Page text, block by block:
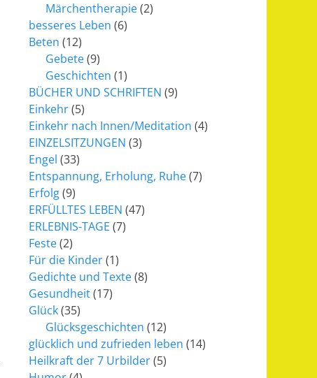
Märchentherapie(2)
besseres Leben (6)
Beten (12)
Gebete(9)
Geschichten (1)
BÜCHER UND SCHRIFTEN (9)
Einkehr(5)
Einkehr nach Innen/Meditation (4)
EINZELSITZUNGEN (3)
Engel (33)
Entspannung, Erholung, Ruhe(7)
Erfolg(9)
ERFÜLLTES LEBEN (47)
ERLEBNIS-TAGE (7)
Feste(2)
Für die Kinder(1)
Gedichte und Texte(8)
Gesundheit(17)
Glück(35)
Glücksgeschichten (12)
glücklich und zufrieden leben (14)
Heilkraft der 7 Urbilder(5)